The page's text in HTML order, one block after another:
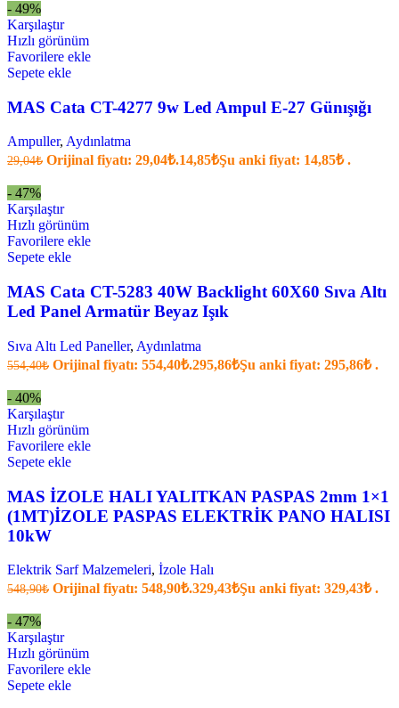
- 49%
Karşılaştır
Hızlı görünüm
Favorilere ekle
Sepete ekle
MAS Cata CT-4277 9w Led Ampul E-27 Günışığı
Ampuller, Aydınlatma
29,04₺ Orijinal fiyatı: 29,04₺.14,85₺Şu anki fiyat: 14,85₺ .
- 47%
Karşılaştır
Hızlı görünüm
Favorilere ekle
Sepete ekle
MAS Cata CT-5283 40W Backlight 60X60 Sıva Altı
Led Panel Armatür Beyaz Işık
Sıva Altı Led Paneller, Aydınlatma
554,40₺ Orijinal fiyatı: 554,40₺.295,86₺Şu anki fiyat: 295,86₺ .
- 40%
Karşılaştır
Hızlı görünüm
Favorilere ekle
Sepete ekle
MAS İZOLE HALI YALITKAN PASPAS 2mm 1×1
(1MT)İZOLE PASPAS ELEKTRİK PANO HALISI
10kW
Elektrik Sarf Malzemeleri, İzole Halı
548,90₺ Orijinal fiyatı: 548,90₺.329,43₺Şu anki fiyat: 329,43₺ .
- 47%
Karşılaştır
Hızlı görünüm
Favorilere ekle
Sepete ekle